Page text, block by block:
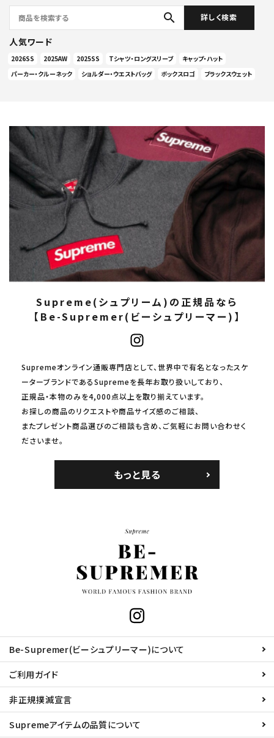
search 詳しく検索
人気ワード
2026SS 2025AW 2025SS Tシャツ・ロングスリーブ
キャップ・ハット
パーカー・クルーネック
ショルダー・ウエストバッグ ボックスロゴ ブラックスウェット
Supreme(シュプリーム)の正規品なら
【Be-Supremer(ビーシュプリーマー)】
Supremeオンライン通販専門店として、世界中で有名となったスケ
ーターブランドであるSupremeを長年お取り扱いしており、
正規品・本物のみを4,000点以上を取り揃えています。
お探しの商品のリクエストや商品サイズ感のご相談、
またプレゼント商品選びのご相談も含め、ご気軽にお問い合わせく
ださいませ。
もっと見る
Be-Supremer(ビーシュプリーマー)について
ご利用ガイド
非正規撲滅宣言
Supremeアイテムの品質について